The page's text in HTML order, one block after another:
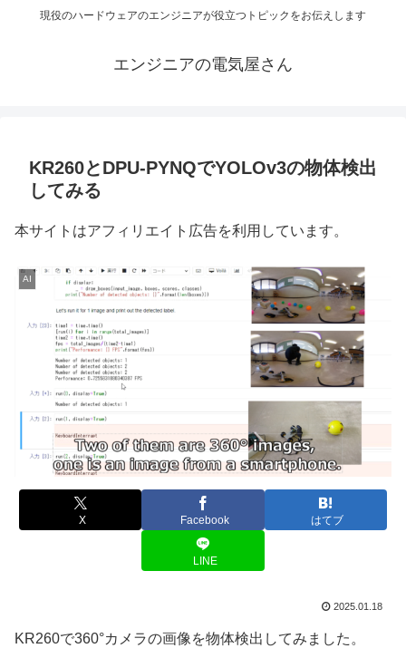
現役のハードウェアのエンジニアが役立つトピックをお伝えします
エンジニアの電気屋さん
KR260とDPU-PYNQでYOLOv3の物体検出
してみる
本サイトはアフィリエイト広告を利用しています。
AI
X Facebook はてブ
LINE
2025.01.18
KR260で360°カメラの画像を物体検出してみました。